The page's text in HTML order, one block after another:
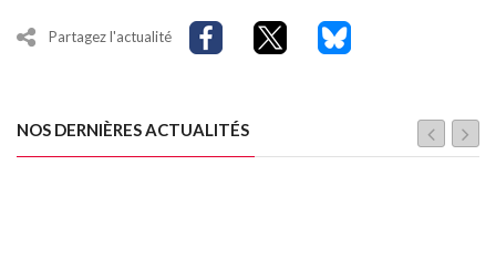
Partagez l'actualité
NOS DERNIÈRES ACTUALITÉS